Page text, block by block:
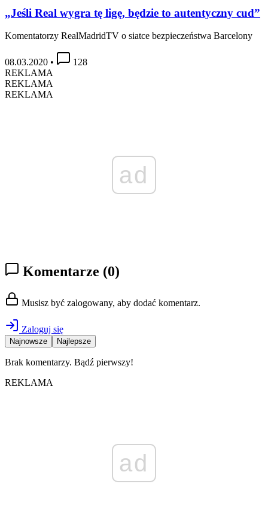
„Jeśli Real wygra tę ligę, będzie to autentyczny cud”
Komentatorzy RealMadridTV o siatce bezpieczeństwa Barcelony
08.03.2020 •
128
REKLAMA
REKLAMA
REKLAMA
ad
Komentarze (0)
Musisz być zalogowany, aby dodać komentarz.
Zaloguj się
Najnowsze Najlepsze
Brak komentarzy. Bądź pierwszy!
REKLAMA
ad